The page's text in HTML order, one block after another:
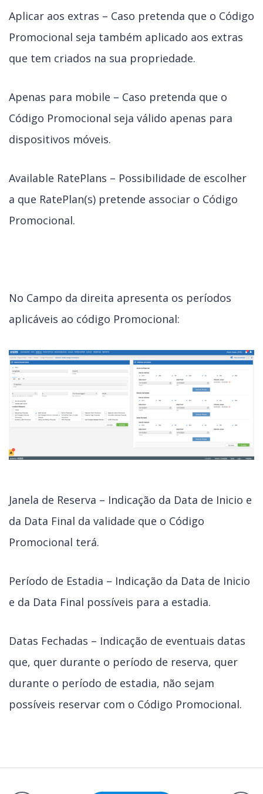
Aplicar aos extras – Caso pretenda que o Código
Promocional seja também aplicado aos extras
que tem criados na sua propriedade.
Apenas para mobile – Caso pretenda que o
Código Promocional seja válido apenas para
dispositivos móveis.
Available RatePlans – Possibilidade de escolher
a que RatePlan(s) pretende associar o Código
Promocional.
No Campo da direita apresenta os períodos
aplicáveis ao código Promocional:
Janela de Reserva – Indicação da Data de Inicio e
da Data Final da validade que o Código
Promocional terá.
Período de Estadia – Indicação da Data de Inicio
e da Data Final possíveis para a estadia.
Datas Fechadas – Indicação de eventuais datas
que, quer durante o período de reserva, quer
durante o período de estadia, não sejam
possíveis reservar com o Código Promocional.